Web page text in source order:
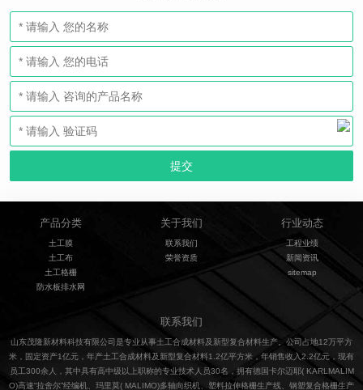
产品分类
土工膜
土工布
土工格栅
防水板排水网
关于我们
联系我们
荣誉资质
行业动态
工程业绩
新闻资讯
sitemap
联系我们
山东茂隆新材料科技有限公司是专业从事土工合成材料及新型复合材料生产。公司占地12万平方
米，固定资产1亿元，年产土工合成材料及新型复合材料1.2亿平方米，年销售收入2.2亿元，现有
员工300余人，其中具有高中级以上职称的专业技术人员30名，拥有德国卡尔迈耶( KARLMALIM
O)高速“拉舍尔”经编机、玛里莫( MALIMO)多轴向织机、塑料拉伸格栅生产线、钢塑复合格栅生产